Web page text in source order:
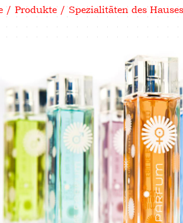
/ Produkte/ Spezialitäten des Hauses